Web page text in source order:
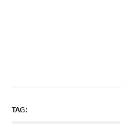
TAG: